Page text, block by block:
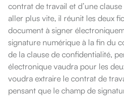
contrat de travail et d’une
aller plus vite, il réunit les deux
document à signer
signature numérique à la fin du
de la clause de confidentialité,
électronique vaudra pour les
voudra extraire le contrat de
pensant que le champ de